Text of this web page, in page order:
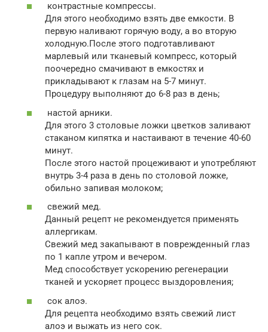
контрастные компрессы.
Для этого необходимо взять две емкости. В
первую наливают горячую воду, а во вторую
холодную.После этого подготавливают
марлевый или тканевый компресс, который
поочередно смачивают в емкостях и
прикладывают к глазам на 5-7 минут.
Процедуру выполняют до 6-8 раз в день;
настой арники.
Для этого 3 столовые ложки цветков заливают
стаканом кипятка и настаивают в течение 40-60
минут.
После этого настой процеживают и употребляют
внутрь 3-4 раза в день по столовой ложке,
обильно запивая молоком;
свежий мед.
Данный рецепт не рекомендуется применять
аллергикам.
Свежий мед закапывают в поврежденный глаз
по 1 капле утром и вечером.
Мед способствует ускорению регенерации
тканей и ускоряет процесс выздоровления;
сок алоэ.
Для рецепта необходимо взять свежий лист
алоэ и выжать из него сок.